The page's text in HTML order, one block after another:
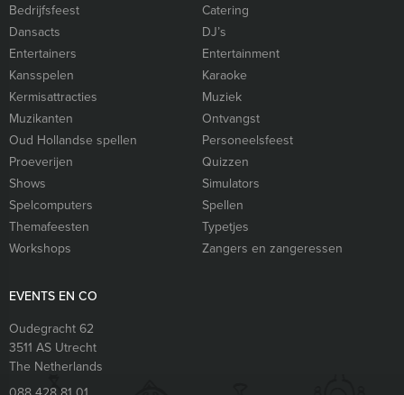
Bedrijfsfeest
Catering
Dansacts
DJ’s
Entertainers
Entertainment
Kansspelen
Karaoke
Kermisattracties
Muziek
Muzikanten
Ontvangst
Oud Hollandse spellen
Personeelsfeest
Proeverijen
Quizzen
Shows
Simulators
Spelcomputers
Spellen
Themafeesten
Typetjes
Workshops
Zangers en zangeressen
EVENTS EN CO
Oudegracht 62
3511 AS Utrecht
The Netherlands